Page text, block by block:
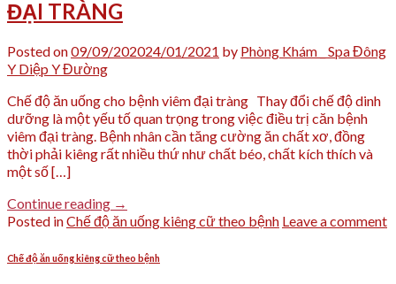
ĐẠI TRÀNG
Posted on09/09/202024/01/2021 by Phòng Khám _ Spa Đông
Y Diệp Y Đường
Chế độ ăn uống cho bệnh viêm đại tràng Thay đổi chế độ dinh
dưỡng là một yếu tố quan trọng trong việc điều trị căn bệnh
viêm đại tràng. Bệnh nhân cần tăng cường ăn chất xơ, đồng
thời phải kiêng rất nhiều thứ như chất béo, chất kích thích và
một số […]
Continue reading →
Posted inChế độ ăn uống kiêng cữ theo bệnh Leave a comment
Chế độ ăn uống kiêng cữ theo bệnh